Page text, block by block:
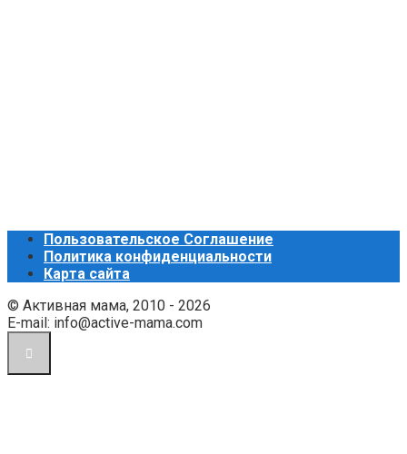
Пользовательское Соглашение
Политика конфиденциальности
Карта сайта
© Активная мама, 2010 - 2026
E-mail: info@active-mama.com